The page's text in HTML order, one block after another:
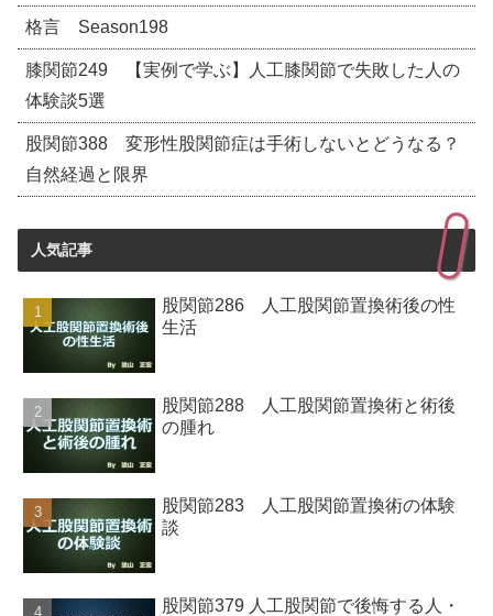
格言 Season198
膝関節249 【実例で学ぶ】人工膝関節で失敗した人の
体験談5選
股関節388 変形性股関節症は手術しないとどうなる？
自然経過と限界
人気記事
股関節286 人工股関節置換術後の性
生活
股関節288 人工股関節置換術と術後
の腫れ
股関節283 人工股関節置換術の体験
談
股関節379 人工股関節で後悔する人・